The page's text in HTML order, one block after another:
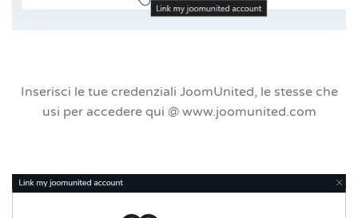
Inserisci le tue credenziali JoomUnited, le stesse che
usi per accedere qui @ www.joomunited.com